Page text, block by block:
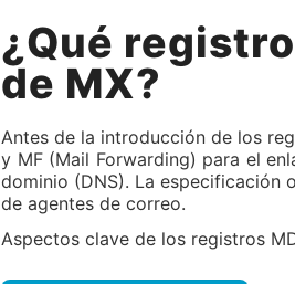
¿Qué
de MX?
Antes de la introducción de los
y MF (Mail Forwarding) para el
dominio (DNS). La especificación
de agentes de correo.
Aspectos clave de los registros